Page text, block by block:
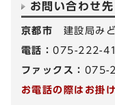
お問い合わせ先
京都市 建設局み
電話：075-222-
ファックス： 075-
お電話の際はお掛